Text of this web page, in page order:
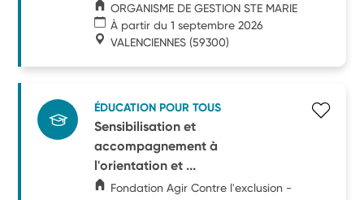
ORGANISME DE GESTION STE MARIE
À partir du 1 septembre 2026
VALENCIENNES (59300)
ÉDUCATION POUR TOUS
Sensibilisation et
accompagnement à
l'orientation et ...
Fondation Agir Contre l'exclusion -